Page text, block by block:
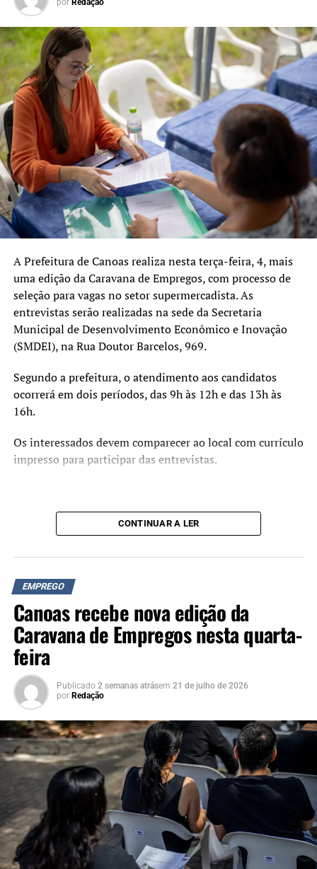
por Redação
A Prefeitura de Canoas realiza nesta terça-feira, 4, mais
uma edição da Caravana de Empregos, com processo de
seleção para vagas no setor supermercadista. As
entrevistas serão realizadas na sede da Secretaria
Municipal de Desenvolvimento Econômico e Inovação
(SMDEI), na Rua Doutor Barcelos, 969.
Segundo a prefeitura, o atendimento aos candidatos
ocorrerá em dois períodos, das 9h às 12h e das 13h às
16h.
Os interessados devem comparecer ao local com currículo
impresso para participar das entrevistas.
CONTINUAR A LER
EMPREGO
Canoas recebe nova edição da
Caravana de Empregos nesta quarta-
feira
Publicado 2 semanas atrásem 21 de julho de 2026
por Redação